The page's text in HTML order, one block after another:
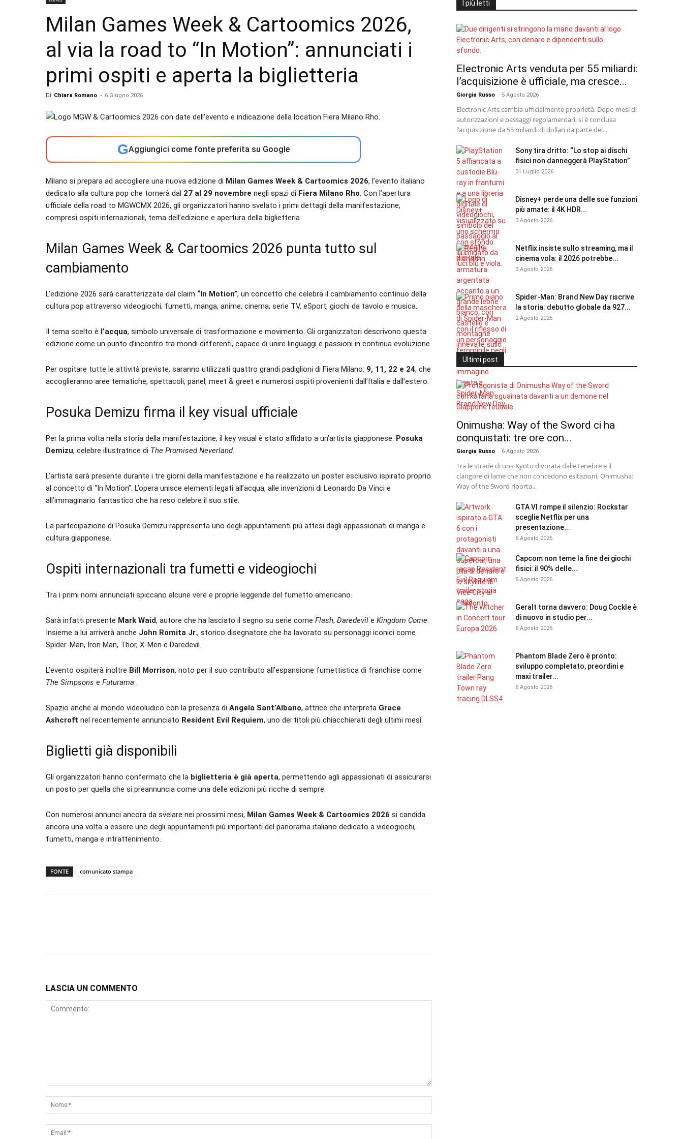
Milan Games Week & Cartoomics 2026,
al via la road to “In Motion”: annunciati i
primi ospiti e aperta la biglietteria
Di Chiara Romano - 6 Giugno 2026
GAggiungici come fonte preferita su Google
Milano si prepara ad accogliere una nuova edizione di Milan Games Week & Cartoomics 2026, l’evento italiano
dedicato alla cultura pop che tornerà dal 27 al 29 novembre negli spazi di Fiera Milano Rho. Con l’apertura
ufficiale della road to MGWCMX 2026, gli organizzatori hanno svelato i primi dettagli della manifestazione,
compresi ospiti internazionali, tema dell’edizione e apertura della biglietteria.
Milan Games Week & Cartoomics 2026 punta tutto sul
cambiamento
L’edizione 2026 sarà caratterizzata dal claim “In Motion”, un concetto che celebra il cambiamento continuo della
cultura pop attraverso videogiochi, fumetti, manga, anime, cinema, serie TV, eSport, giochi da tavolo e musica.
Il tema scelto è l’acqua, simbolo universale di trasformazione e movimento. Gli organizzatori descrivono questa
edizione come un punto d’incontro tra mondi differenti, capace di unire linguaggi e passioni in continua evoluzione.
Per ospitare tutte le attività previste, saranno utilizzati quattro grandi padiglioni di Fiera Milano: 9, 11, 22 e 24, che
accoglieranno aree tematiche, spettacoli, panel, meet & greet e numerosi ospiti provenienti dall’Italia e dall’estero.
Posuka Demizu firma il key visual ufficiale
Per la prima volta nella storia della manifestazione, il key visual è stato affidato a un’artista giapponese: Posuka
Demizu, celebre illustratrice di The Promised Neverland.
L’artista sarà presente durante i tre giorni della manifestazione e ha realizzato un poster esclusivo ispirato proprio
al concetto di “In Motion”. L’opera unisce elementi legati all’acqua, alle invenzioni di Leonardo Da Vinci e
all’immaginario fantastico che ha reso celebre il suo stile.
La partecipazione di Posuka Demizu rappresenta uno degli appuntamenti più attesi dagli appassionati di manga e
cultura giapponese.
Ospiti internazionali tra fumetti e videogiochi
Tra i primi nomi annunciati spiccano alcune vere e proprie leggende del fumetto americano.
Sarà infatti presente Mark Waid, autore che ha lasciato il segno su serie come Flash, Daredevil e Kingdom Come.
Insieme a lui arriverà anche John Romita Jr., storico disegnatore che ha lavorato su personaggi iconici come
Spider-Man, Iron Man, Thor, X-Men e Daredevil.
L’evento ospiterà inoltre Bill Morrison, noto per il suo contributo all’espansione fumettistica di franchise come
The Simpsons e Futurama.
Spazio anche al mondo videoludico con la presenza di Angela Sant’Albano, attrice che interpreta Grace
Ashcroft nel recentemente annunciato Resident Evil Requiem, uno dei titoli più chiacchierati degli ultimi mesi.
Biglietti già disponibili
Gli organizzatori hanno confermato che la biglietteria è già aperta, permettendo agli appassionati di assicurarsi
un posto per quella che si preannuncia come una delle edizioni più ricche di sempre.
Con numerosi annunci ancora da svelare nei prossimi mesi, Milan Games Week & Cartoomics 2026 si candida
ancora una volta a essere uno degli appuntamenti più importanti del panorama italiano dedicato a videogiochi,
fumetti, manga e intrattenimento.
FONTE comunicato stampa
LASCIA UN COMMENTO
I più letti
Electronic Arts venduta per 55 miliardi:
l’acquisizione è ufficiale, ma cresce...
Giorgia Russo - 5 Agosto 2026
Electronic Arts cambia ufficialmente proprietà. Dopo mesi di
autorizzazioni e passaggi regolamentari, si è conclusa
l’acquisizione da 55 miliardi di dollari da parte del...
Sony tira dritto: “Lo stop ai dischi
fisici non danneggerà PlayStation”
31 Luglio 2026
Disney+ perde una delle sue funzioni
più amate: il 4K HDR...
3 Agosto 2026
Netflix insiste sullo streaming, ma il
cinema vola: il 2026 potrebbe...
3 Agosto 2026
Spider-Man: Brand New Day riscrive
la storia: debutto globale da 927...
2 Agosto 2026
Ultimi post
Onimusha: Way of the Sword ci ha
conquistati: tre ore con...
Giorgia Russo - 6 Agosto 2026
Tra le strade di una Kyoto divorata dalle tenebre e il
clangore di lame che non concedono esitazioni, Onimusha:
Way of the Sword riporta...
GTA VI rompe il silenzio: Rockstar
sceglie Netflix per una
presentazione...
6 Agosto 2026
Capcom non teme la fine dei giochi
fisici: il 90% delle...
6 Agosto 2026
Geralt torna davvero: Doug Cockle è
di nuovo in studio per...
6 Agosto 2026
Phantom Blade Zero è pronto:
sviluppo completato, preordini e
maxi trailer...
6 Agosto 2026